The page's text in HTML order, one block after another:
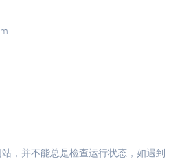
，并不能总是检查运行状态，如遇到